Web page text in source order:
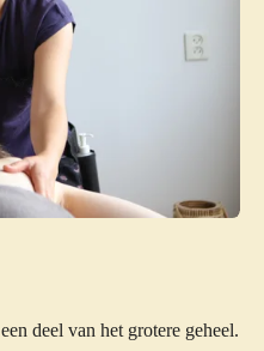
deel van het grotere geheel.